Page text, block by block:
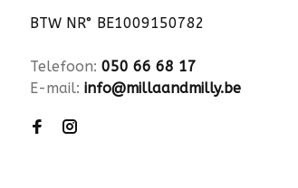
BTW NR° BE1009150782
Telefoon: 050 66 68 17
E-mail: info@millaandmilly.be